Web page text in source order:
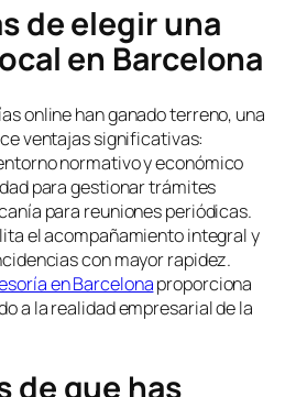
de elegir una
en Barcelona
online han ganado terreno, una
ventajas significativas:
normativo y económico
para gestionar trámites
para reuniones periódicas.
el acompañamiento integral y
con mayor rapidez.
en Barcelonaproporciona
a la realidad empresarial de la
de que has